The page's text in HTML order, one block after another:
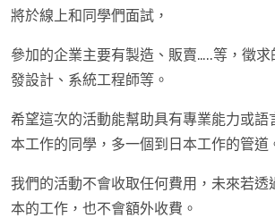
將於線上和同學們面試，
參加的企業主要有製造、販賣…..等，徵求
發設計、系統工程師等。
希望這次的活動能幫助具有專業能力或語
本工作的同學，多一個到日本工作的管道
我們的活動不會收取任何費用，未來若透
本的工作，也不會額外收費。